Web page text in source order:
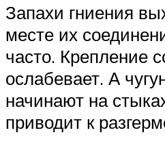
Запахи гниения
месте их
часто. Крепление
ослабевает. А
начинают на
приводит к